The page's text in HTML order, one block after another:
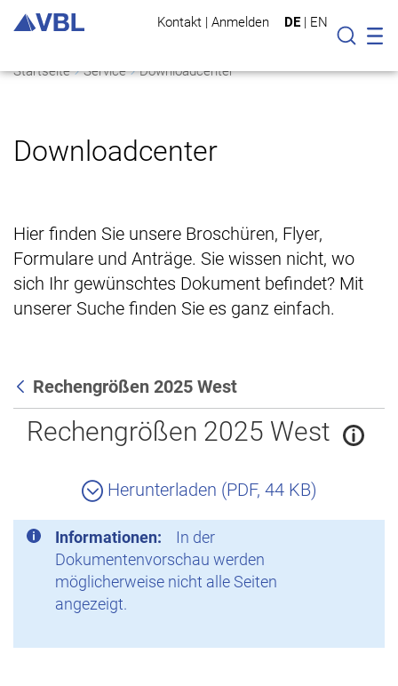
Kontakt | Anmelden DE | EN
Suche
Startseite Service Downloadcenter
Downloadcenter
Hier finden Sie unsere Broschüren, Flyer,
Formulare und Anträge. Sie wissen nicht, wo
sich Ihr gewünschtes Dokument befindet? Mit
unserer Suche finden Sie es ganz einfach.
Zurück
Rechengrößen 2025 West
Rechengrößen 2025 West
Herunterladen (PDF, 44 KB)
Informationen:
In der
Dokumentenvorschau werden
möglicherweise nicht alle Seiten
angezeigt.